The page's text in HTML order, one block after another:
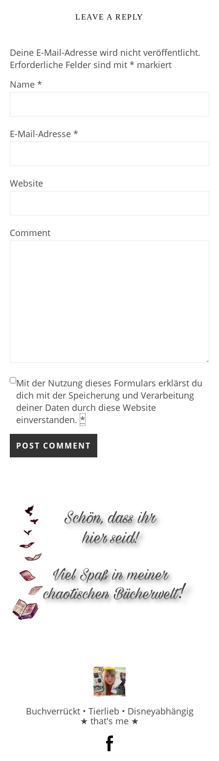
LEAVE A REPLY
Deine E-Mail-Adresse wird nicht veröffentlicht.
Erforderliche Felder sind mit * markiert
Name *
E-Mail-Adresse *
Website
Comment
Mit der Nutzung dieses Formulars erklärst du
dich mit der Speicherung und Verarbeitung
deiner Daten durch diese Website
einverstanden. *
Buchverrückt • Tierlieb • Disneyabhängig
★ that's me ★